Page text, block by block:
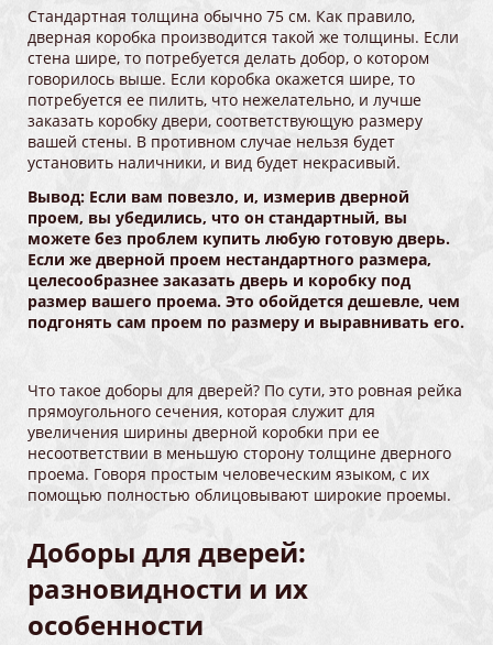
Стандартная толщина обычно 75 см. Как правило,
дверная коробка производится такой же толщины. Если
стена шире, то потребуется делать добор, о котором
говорилось выше. Если коробка окажется шире, то
потребуется ее пилить, что нежелательно, и лучше
заказать коробку двери, соответствующую размеру
вашей стены. В противном случае нельзя будет
установить наличники, и вид будет некрасивый.
Вывод: Если вам повезло, и, измерив дверной
проем, вы убедились, что он стандартный, вы
можете без проблем купить любую готовую дверь.
Если же дверной проем нестандартного размера,
целесообразнее заказать дверь и коробку под
размер вашего проема. Это обойдется дешевле, чем
подгонять сам проем по размеру и выравнивать его.
Что такое доборы для дверей? По сути, это ровная рейка
прямоугольного сечения, которая служит для
увеличения ширины дверной коробки при ее
несоответствии в меньшую сторону толщине дверного
проема. Говоря простым человеческим языком, с их
помощью полностью облицовывают широкие проемы.
Доборы для дверей:
разновидности и их
особенности